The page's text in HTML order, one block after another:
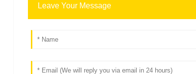
Leave Your Message